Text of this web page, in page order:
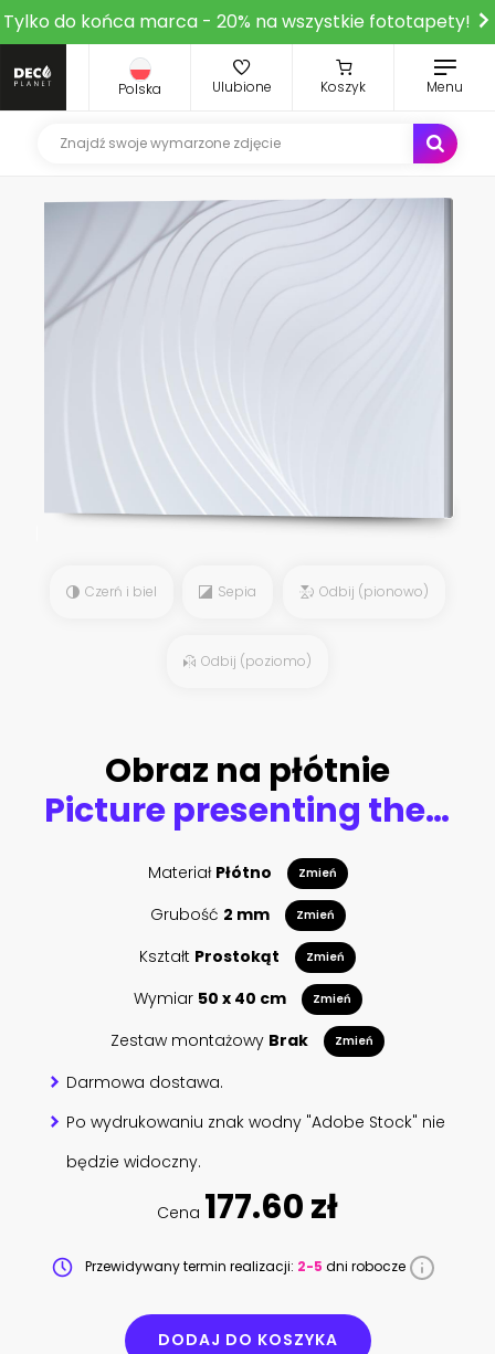
Tylko do końca marca - 20% na wszystkie fototapety!
Polska Ulubione Koszyk Menu
Czerń i biel Sepia Odbij (pionowo)
Odbij (poziomo)
Obraz na płótnie
Picture presenting the galloping white horse
Materiał Płótno Zmień
Grubość 2 mm Zmień
Kształt Prostokąt Zmień
Wymiar 50 x 40 cm Zmień
Zestaw montażowy Brak Zmień
Darmowa dostawa.
Po wydrukowaniu znak wodny "Adobe Stock" nie
będzie widoczny.
Cena 177.60 zł
Przewidywany termin realizacji: 2-5 dni robocze
DODAJ DO KOSZYKA